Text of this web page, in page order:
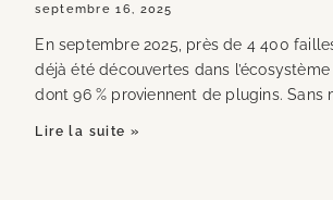
septembre 16, 2025
En septembre 2025, près de 4 400
déjà été découvertes dans l’écosystème
dont 96 % proviennent de plugins. Sans
Lire la suite »